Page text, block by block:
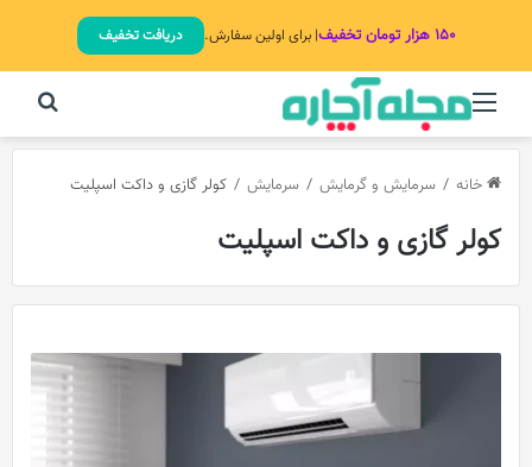
۱۵۰ هزار تومان تخفیف | برای اولین سفارش. دریافت تخفیف
منو
خانه / سرمایش و گرمایش / سرمایش / کولر گازی و داکت اسپلیت
کولر گازی و داکت اسپلیت